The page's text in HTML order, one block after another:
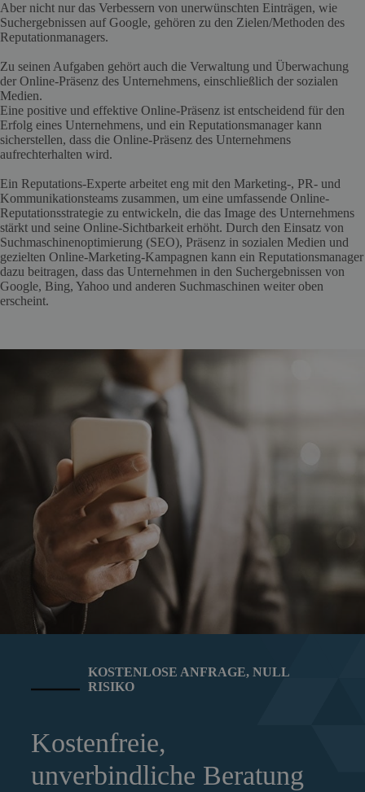
Aber nicht nur das Verbessern von unerwünschten Einträgen, wie
Suchergebnissen auf Google, gehören zu den Zielen/Methoden des
Reputationmanagers.
Zu seinen Aufgaben gehört auch die Verwaltung und Überwachung
der Online-Präsenz des Unternehmens, einschließlich der sozialen
Medien.
Eine positive und effektive Online-Präsenz ist entscheidend für den
Erfolg eines Unternehmens, und ein Reputationsmanager kann
sicherstellen, dass die Online-Präsenz des Unternehmens
aufrechterhalten wird.
Ein Reputations-Experte arbeitet eng mit den Marketing-, PR- und
Kommunikationsteams zusammen, um eine umfassende Online-
Reputationsstrategie zu entwickeln, die das Image des Unternehmens
stärkt und seine Online-Sichtbarkeit erhöht. Durch den Einsatz von
Suchmaschinenoptimierung (SEO), Präsenz in sozialen Medien und
gezielten Online-Marketing-Kampagnen kann ein Reputationsmanager
dazu beitragen, dass das Unternehmen in den Suchergebnissen von
Google, Bing, Yahoo und anderen Suchmaschinen weiter oben
erscheint.
KOSTENLOSE ANFRAGE, NULL
RISIKO
Kostenfreie,
unverbindliche Beratung